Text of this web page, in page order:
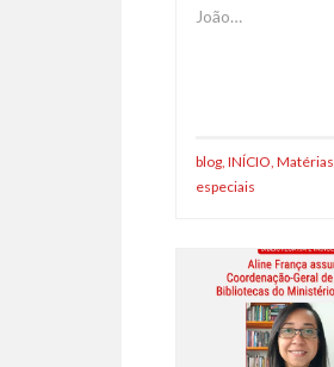
João…
blog, INÍCIO, Matérias
especiais